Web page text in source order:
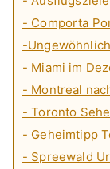
- Comporta
-
- Miami im
- Montreal
- Toronto
- Geheimtipp
- Spreewald